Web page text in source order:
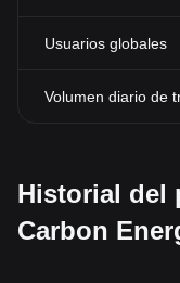
Usuarios globales
Volumen diario de
Historial del
Carbon